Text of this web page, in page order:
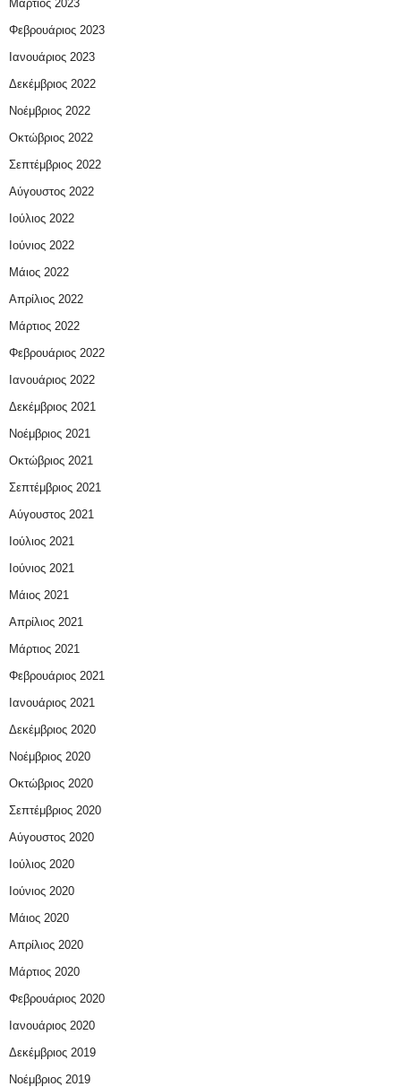
Μάρτιος 2023
Φεβρουάριος 2023
Ιανουάριος 2023
Δεκέμβριος 2022
Νοέμβριος 2022
Οκτώβριος 2022
Σεπτέμβριος 2022
Αύγουστος 2022
Ιούλιος 2022
Ιούνιος 2022
Μάιος 2022
Απρίλιος 2022
Μάρτιος 2022
Φεβρουάριος 2022
Ιανουάριος 2022
Δεκέμβριος 2021
Νοέμβριος 2021
Οκτώβριος 2021
Σεπτέμβριος 2021
Αύγουστος 2021
Ιούλιος 2021
Ιούνιος 2021
Μάιος 2021
Απρίλιος 2021
Μάρτιος 2021
Φεβρουάριος 2021
Ιανουάριος 2021
Δεκέμβριος 2020
Νοέμβριος 2020
Οκτώβριος 2020
Σεπτέμβριος 2020
Αύγουστος 2020
Ιούλιος 2020
Ιούνιος 2020
Μάιος 2020
Απρίλιος 2020
Μάρτιος 2020
Φεβρουάριος 2020
Ιανουάριος 2020
Δεκέμβριος 2019
Νοέμβριος 2019